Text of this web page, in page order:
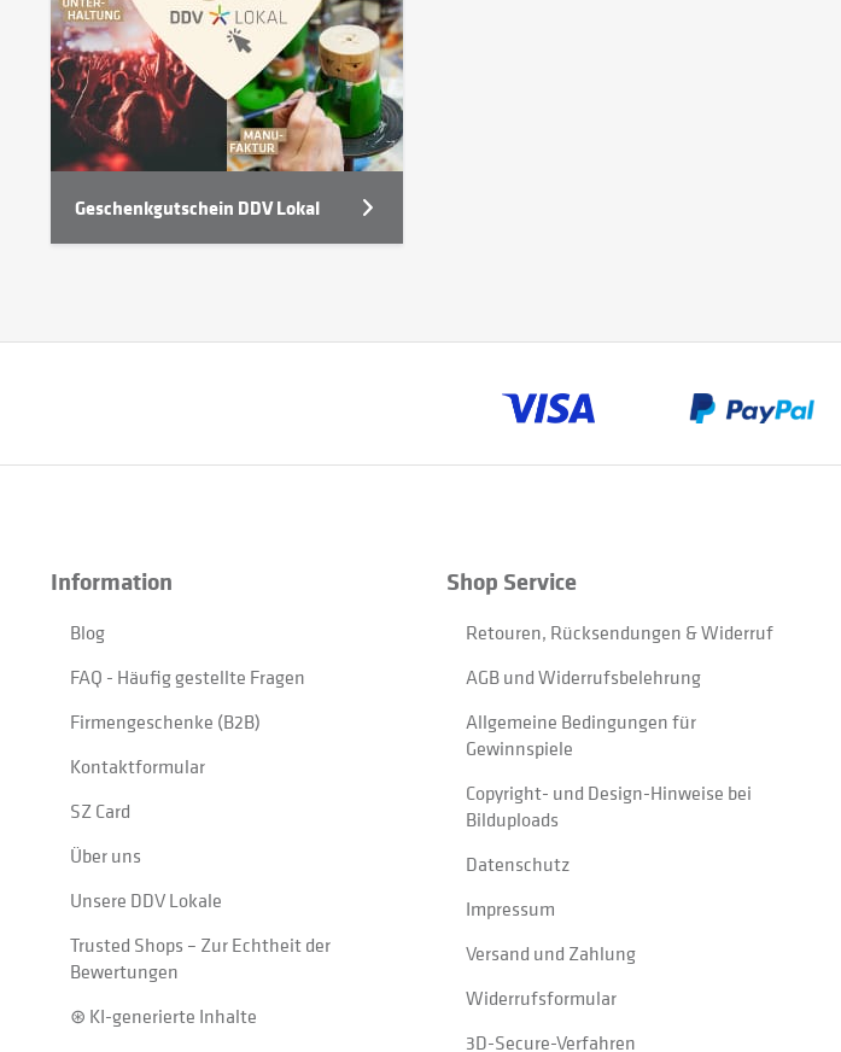
Geschenkgutschein DDV Lokal
Information
Blog
FAQ - Häufig gestellte Fragen
Firmengeschenke (B2B)
Kontaktformular
SZ Card
Über uns
Unsere DDV Lokale
Trusted Shops – Zur Echtheit der
Bewertungen
⊛ KI-generierte Inhalte
Shop Service
Retouren, Rücksendungen & Widerruf
AGB und Widerrufsbelehrung
Allgemeine Bedingungen für
Gewinnspiele
Copyright- und Design-Hinweise bei
Bilduploads
Datenschutz
Impressum
Versand und Zahlung
Widerrufsformular
3D-Secure-Verfahren